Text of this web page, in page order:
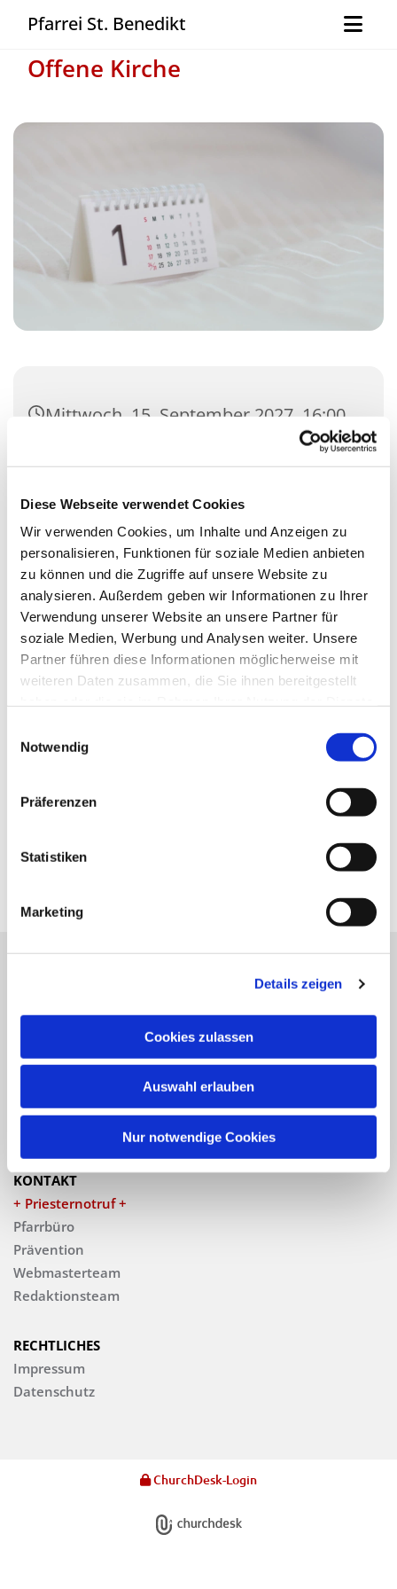
Diese Webseite verwendet Cookies
Wir verwenden Cookies, um Inhalte und Anzeigen zu
personalisieren, Funktionen für soziale Medien anbieten
zu können und die Zugriffe auf unsere Website zu
analysieren. Außerdem geben wir Informationen zu Ihrer
Verwendung unserer Website an unsere Partner für
soziale Medien, Werbung und Analysen weiter. Unsere
Partner führen diese Informationen möglicherweise mit
weiteren Daten zusammen, die Sie ihnen bereitgestellt
Notwendig
Präferenzen
Statistiken
Marketing
Details zeigen
Cookies zulassen
Auswahl erlauben
Nur notwendige Cookies
Pfarrei St. Benedikt
Offene Kirche
Mittwoch, 15. September 2027, 16:00
39, 15827 Blankenfelde-Mahlow
Pfarrei St. Benedikt Teltow-Fläming
Gottesdienste
KONTAKT
+ Priesternotruf +
Pfarrbüro
Prävention
Webmasterteam
Redaktionsteam
RECHTLICHES
Impressum
Datenschutz
ChurchDesk-Login